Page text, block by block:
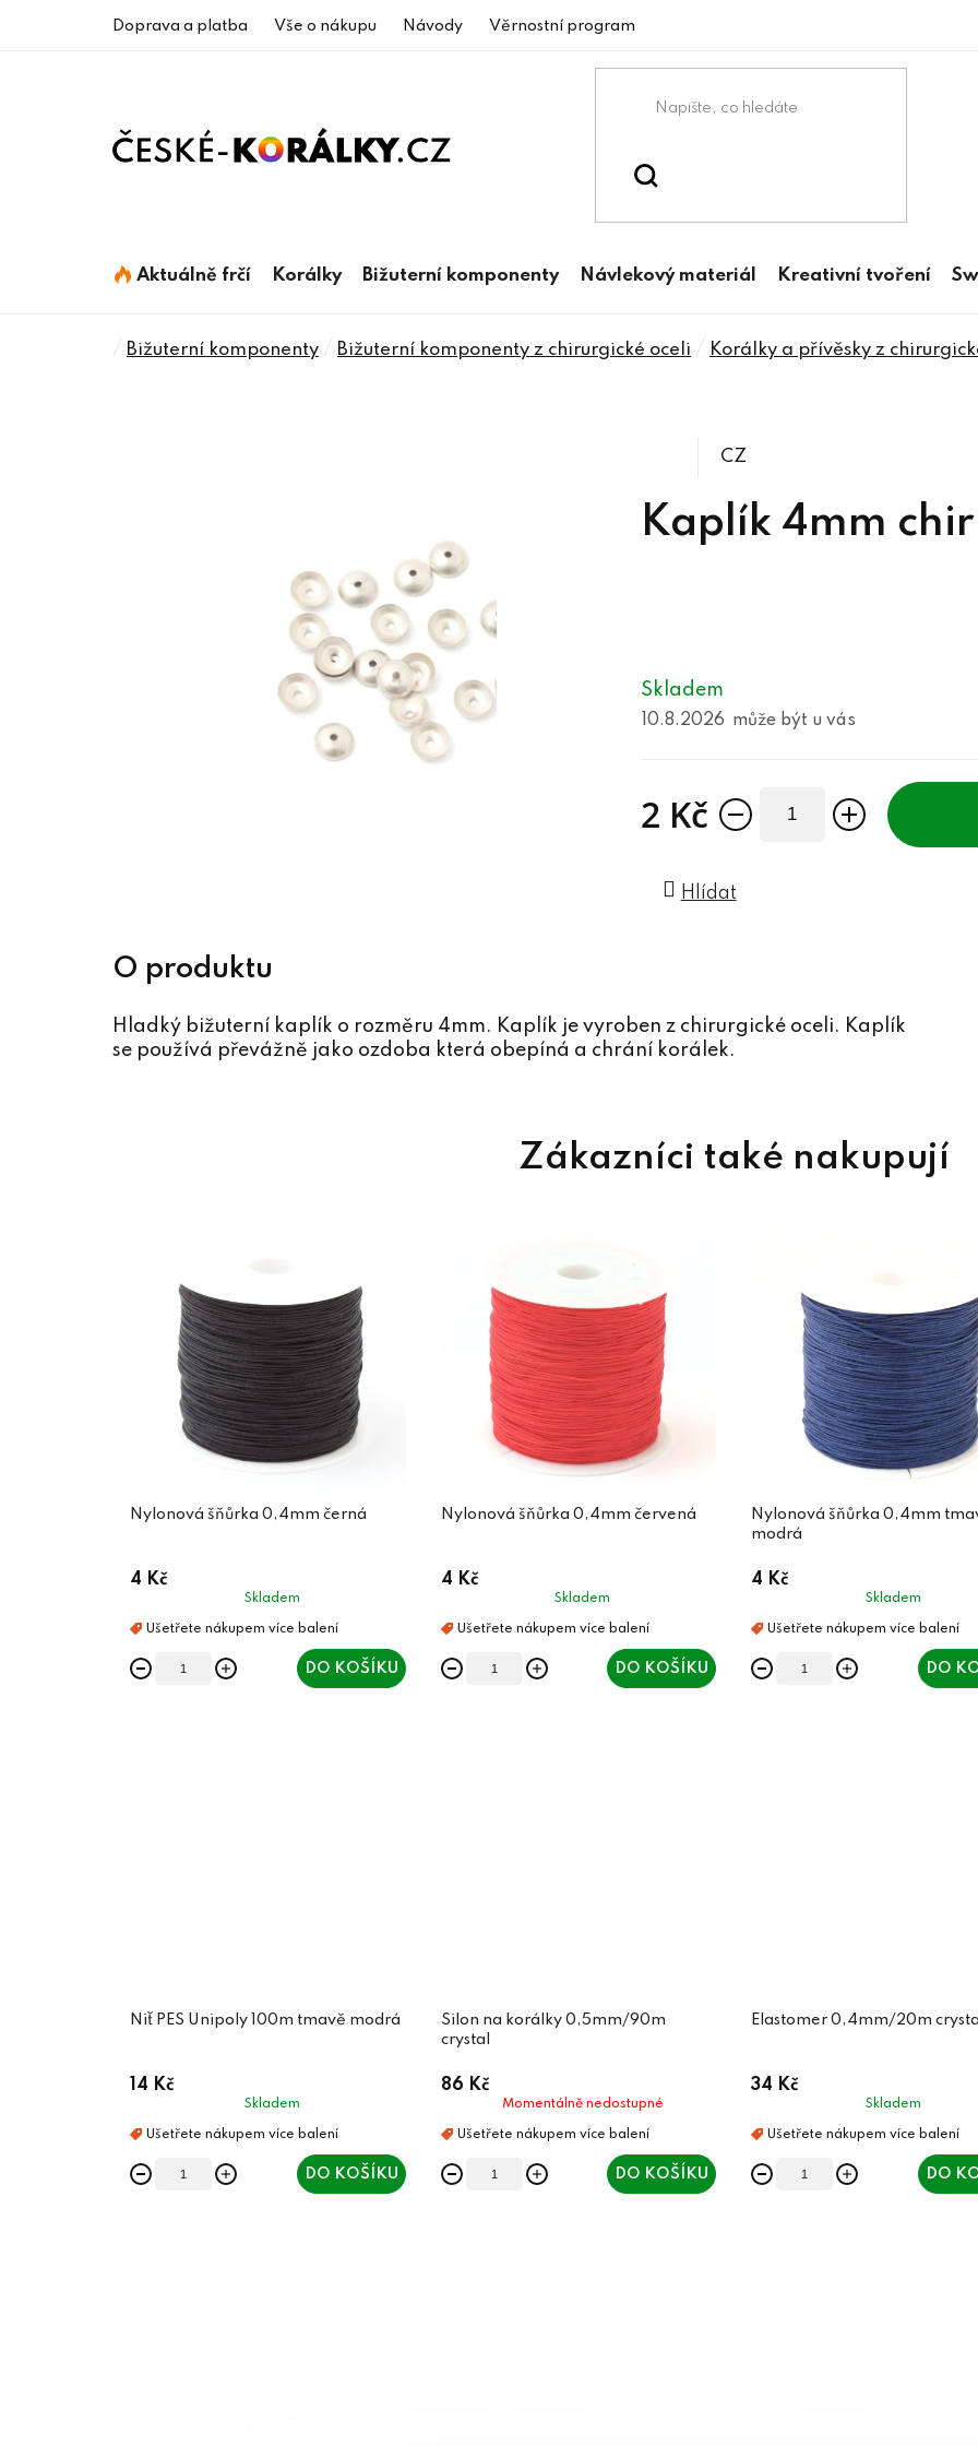
Doprava a platba Vše o nákupu Návody Věrnostní program
Aktuálně frčí Korálky Bižuterní komponenty Návlekový materiál Kreativní tvoření
Domů
Bižuterní komponenty Bižuterní komponenty z chirurgické oceli Korálky a přívěsky z
Kaplík 4mm
CZ
Skladem
10.8.2026
2 Kč
Hlídat
Hladký bižuterní kaplík o rozměru 4mm. Kaplík je vyroben z chirurgické oceli. Kaplík
se používá převážně jako ozdoba která obepíná a chrání korálek.
Nylonová šňůrka 0,4mm černá
4 Kč
Skladem
DO KOŠÍKU
Nylonová šňůrka 0,4mm červená
4 Kč
Skladem
DO KOŠÍKU
Nylonová šňůrka 0,4mm
modrá
4 Kč
Skladem
DO
Niť PES Unipoly 100m tmavě modrá
14 Kč
Skladem
DO KOŠÍKU
Silon na korálky 0,5mm/90m
crystal
86 Kč
Momentálně nedostupné
DO KOŠÍKU
Elastomer 0,4mm/20m
34 Kč
Skladem
DO